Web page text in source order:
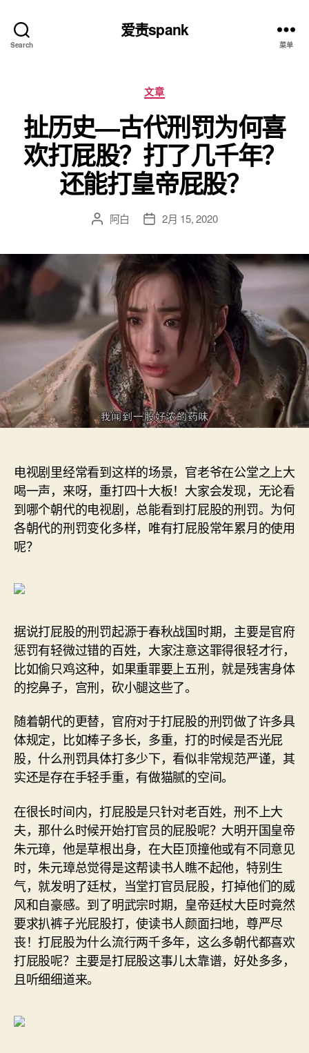
Search
爱责spank
菜单
分
类
文章
扯历史—古代刑罚为何喜
欢打屁股？打了几千年？
还能打皇帝屁股？
文
者
阿白
发
期
2月 15, 2020
电视剧里经常看到这样的场景，官老爷在公堂之上大
喝一声，来呀，重打四十大板！大家会发现，无论看
到哪个朝代的电视剧，总能看到打屁股的刑罚。为何
各朝代的刑罚变化多样，唯有打屁股常年累月的使用
呢？
据说打屁股的刑罚起源于春秋战国时期，主要是官府
惩罚有轻微过错的百姓，大家注意这罪得很轻才行，
比如偷只鸡这种，如果重罪要上五刑，就是残害身体
的挖鼻子，宫刑，砍小腿这些了。
随着朝代的更替，官府对于打屁股的刑罚做了许多具
体规定，比如棒子多长，多重，打的时候是否光屁
股，什么刑罚具体打多少下，看似非常规范严谨，其
实还是存在手轻手重，有做猫腻的空间。
在很长时间内，打屁股是只针对老百姓，刑不上大
夫，那什么时候开始打官员的屁股呢？大明开国皇帝
朱元璋，他是草根出身，在大臣顶撞他或有不同意见
时，朱元璋总觉得是这帮读书人瞧不起他，特别生
气，就发明了廷杖，当堂打官员屁股，打掉他们的威
风和自豪感。到了明武宗时期，皇帝廷杖大臣时竟然
要求扒裤子光屁股打，使读书人颜面扫地，尊严尽
丧！打屁股为什么流行两千多年，这么多朝代都喜欢
打屁股呢？主要是打屁股这事儿太靠谱，好处多多，
且听细细道来。